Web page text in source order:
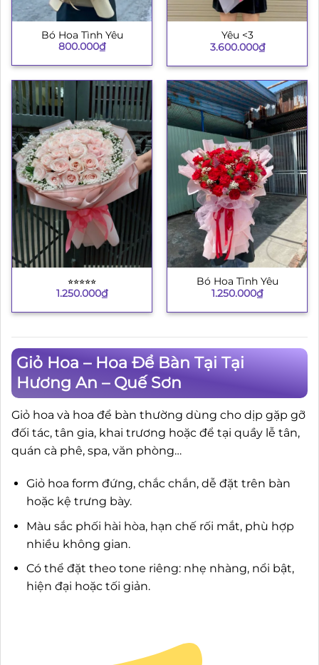
Bó Hoa Tình Yêu
800.000₫
Yêu <3
3.600.000₫
⭐︎⭐︎⭐︎⭐︎⭐︎
1.250.000₫
Bó Hoa Tình Yêu
1.250.000₫
Giỏ Hoa – Hoa Để Bàn Tại Tại
Hương An – Quế Sơn
Giỏ hoa và hoa để bàn thường dùng cho dịp gặp gỡ
đối tác, tân gia, khai trương hoặc để tại quầy lễ tân,
quán cà phê, spa, văn phòng…
Giỏ hoa form đứng, chắc chắn, dễ đặt trên bàn
hoặc kệ trưng bày.
Màu sắc phối hài hòa, hạn chế rối mắt, phù hợp
nhiều không gian.
Có thể đặt theo tone riêng: nhẹ nhàng, nổi bật,
hiện đại hoặc tối giản.